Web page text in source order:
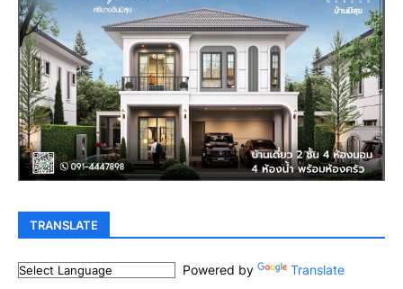
TRANSLATE
Powered by Translate